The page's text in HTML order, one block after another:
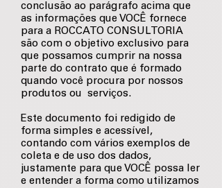
conclusão ao parágrafo acima que
as informações que VOCÊ fornece
para a ROCCATO CONSULTORIA
são com o objetivo exclusivo para
que possamos cumprir na nossa
parte do contrato que é formado
quando você procura por nossos
produtos ou serviços.
Este documento foi redigido de
forma simples e acessível,
contando com vários exemplos de
coleta e de uso dos dados,
justamente para que VOCÊ possa ler
e entender a forma como utilizamos